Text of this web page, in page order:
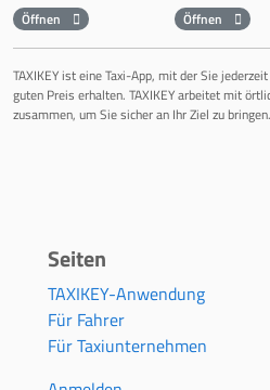
Öffnen Öffnen
TAXIKEY ist eine Taxi-App, mit der Sie
guten Preis erhalten. TAXIKEY arbeitet mit
zusammen, um Sie sicher an Ihr Ziel zu bringen.
Seiten
TAXIKEY-Anwendung
Für Fahrer
Für Taxiunternehmen